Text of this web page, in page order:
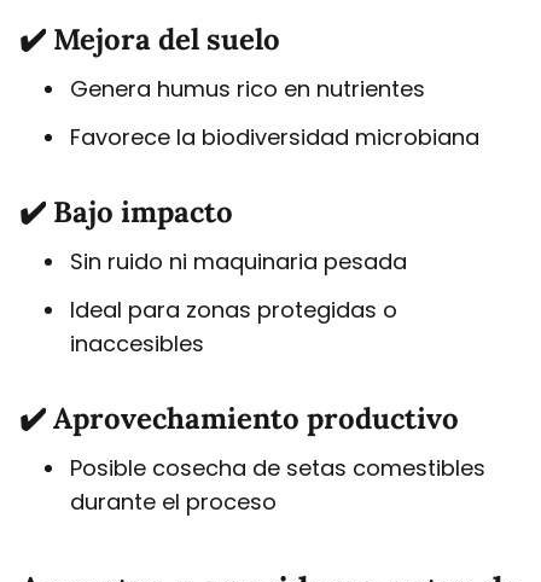
✔️ Mejora del suelo
Genera humus rico en nutrientes
Favorece la biodiversidad microbiana
✔️ Bajo impacto
Sin ruido ni maquinaria pesada
Ideal para zonas protegidas o
inaccesibles
✔️ Aprovechamiento productivo
Posible cosecha de setas comestibles
durante el proceso